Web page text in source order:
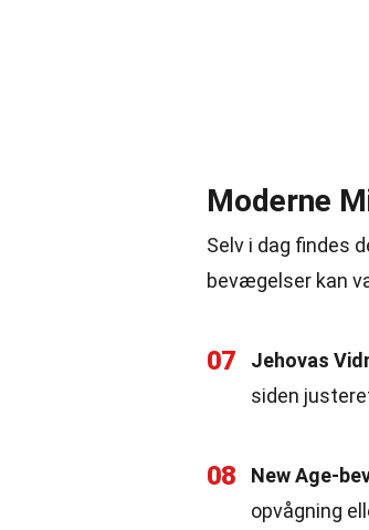
Moderne
Selv i dag findes
bevægelser kan
07 Jehovas
siden
08 New Age-
opvågning